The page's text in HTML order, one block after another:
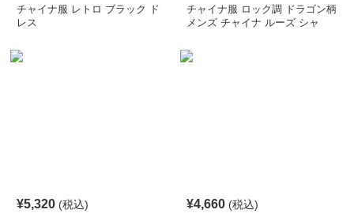
チャイナ服 レトロ ブラック ド
レス
チャイナ服 ロック調 ドラゴン柄
メンズ チャイナ ルーズ シャ
¥5,320 (税込) ¥4,660 (税込)